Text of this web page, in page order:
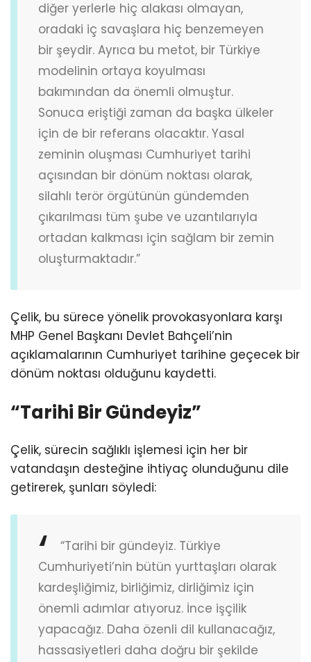
diğer yerlerle hiç alakası olmayan,
oradaki iç savaşlara hiç benzemeyen
bir şeydir. Ayrıca bu metot, bir Türkiye
modelinin ortaya koyulması
bakımından da önemli olmuştur.
Sonuca eriştiği zaman da başka ülkeler
için de bir referans olacaktır. Yasal
zeminin oluşması Cumhuriyet tarihi
açısından bir dönüm noktası olarak,
silahlı terör örgütünün gündemden
çıkarılması tüm şube ve uzantılarıyla
ortadan kalkması için sağlam bir zemin
oluşturmaktadır.”
Çelik, bu sürece yönelik provokasyonlara karşı
MHP Genel Başkanı Devlet Bahçeli’nin
açıklamalarının Cumhuriyet tarihine geçecek bir
dönüm noktası olduğunu kaydetti.
“Tarihi Bir Gündeyiz”
Çelik, sürecin sağlıklı işlemesi için her bir
vatandaşın desteğine ihtiyaç olunduğunu dile
getirerek, şunları söyledi:
“Tarihi bir gündeyiz. Türkiye
Cumhuriyeti’nin bütün yurttaşları olarak
kardeşliğimiz, birliğimiz, dirliğimiz için
önemli adımlar atıyoruz. İnce işçilik
yapacağız. Daha özenli dil kullanacağız,
hassasiyetleri daha doğru bir şekilde